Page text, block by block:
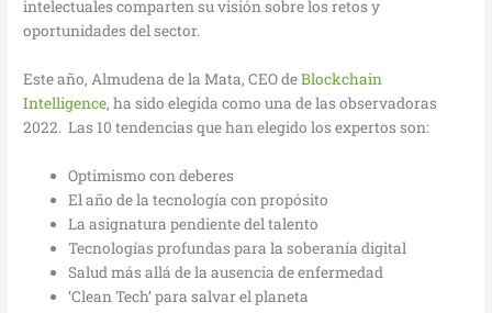
intelectuales comparten su visión sobre los retos y
oportunidades del sector.
Este año, Almudena de la Mata, CEO deBlockchain
Intelligence, ha sido elegida como una de las observadoras
2022. Las 10 tendencias que han elegido los expertos son:
Optimismo con deberes
El año de la tecnología con propósito
La asignatura pendiente del talento
Tecnologías profundas para la soberanía digital
Salud más allá de la ausencia de enfermedad
‘Clean Tech’ para salvar el planeta